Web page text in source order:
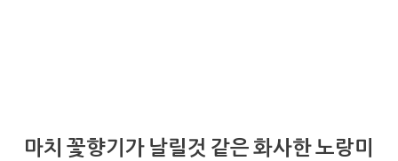
마치 꽃향기가 날릴것 같은 화사한 노랑미